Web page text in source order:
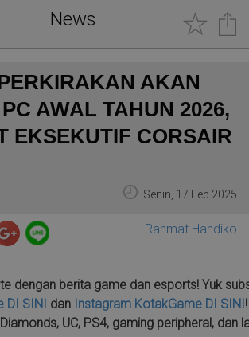
News
AKAN
AWAL TAHUN 2026,
EKSEKUTIF CORSAIR
Senin, 17 Feb 2025
Rahmat Handiko
dengan berita game dan esports! Yuk
DI SINI dan Instagram KotakGame DI SINI
UC, PS4, gaming peripheral, dan